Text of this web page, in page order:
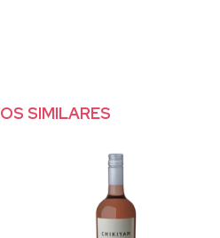
SIMILARES